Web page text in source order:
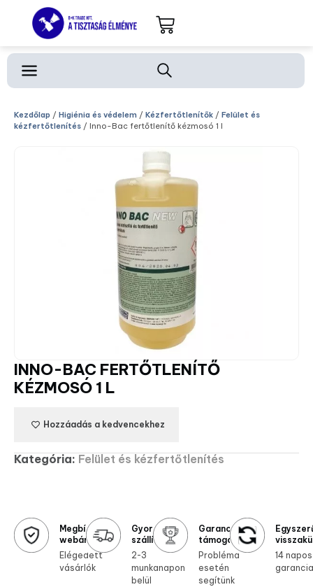
Kezdőlap / Higiénia és védelem / Kézfertőtlenítők / Felület és
kézfertőtlenítés / Inno-Bac fertőtlenítő kézmosó 1 l
INNO-BAC FERTŐTLENÍTŐ
KÉZMOSÓ 1 L
Hozzáadás a kedvencekhez
Kategória: Felület és kézfertőtlenítés
Megbízható
webáruház
Elégedett
vásárlók
Gyors
szállítás
2-3
munkanapon
belül
Garanciális
támogatás
Probléma
esetén
segítünk
14 napos
garancia